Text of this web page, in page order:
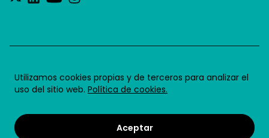
Utilizamos cookies propias y de terceros para analizar el
uso del sitio web. Política de cookies.
Aceptar
®2026 Future for Work SL
Política de privacidad